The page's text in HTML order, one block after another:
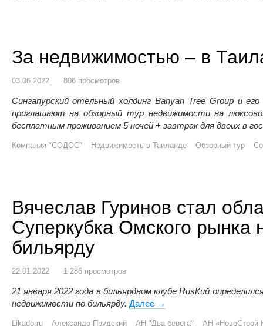
За недвижимостью – в
03.06.2022 806 просмотров
Сингапурский отельный холдинг Banyan Tree Group и
приглашают на обзорный тур недвижимости на
бесплатным проживанием 5 ночей + завтрак для двоих в
Компания "СОДОС" Недвижимость в Таиланде Обзорный тур
Вячеслав Гуринов стал
Суперкубка Омского рынка
бильярду
22.01.2022 1 286 просмотров
21 января 2022 года в бильярдном клубе RusКий
недвижимости по бильярду. Далее Вячеслав Гуринов стал
→
Likado.ru Александр Прудский АН "Два берега"
АН «НовоСтрой